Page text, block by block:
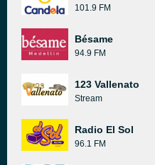
101.9 FM
Bésame
94.9 FM
123 Vallenato
Stream
Radio El Sol
96.1 FM